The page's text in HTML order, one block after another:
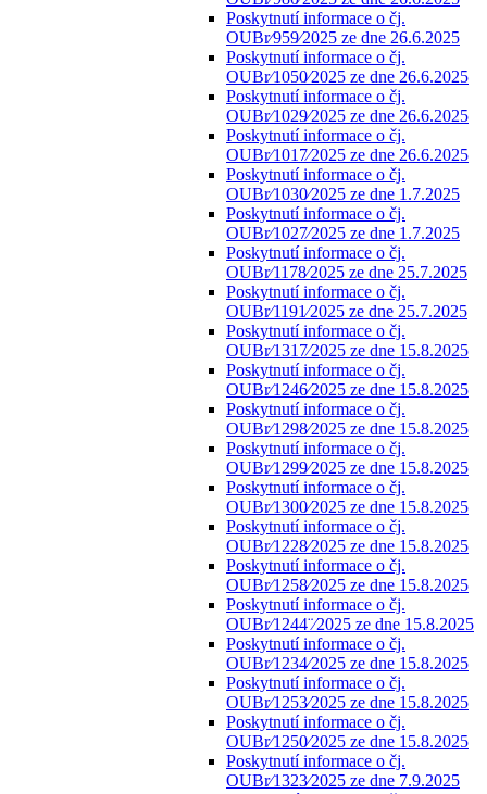
Poskytnutí informace o čj.
OUBr⁄959⁄2025 ze dne 26.6.2025
Poskytnutí informace o čj.
OUBr⁄1050⁄2025 ze dne 26.6.2025
Poskytnutí informace o čj.
OUBr⁄1029⁄2025 ze dne 26.6.2025
Poskytnutí informace o čj.
OUBr⁄1017⁄2025 ze dne 26.6.2025
Poskytnutí informace o čj.
OUBr⁄1030⁄2025 ze dne 1.7.2025
Poskytnutí informace o čj.
OUBr⁄1027⁄2025 ze dne 1.7.2025
Poskytnutí informace o čj.
OUBr⁄1178⁄2025 ze dne 25.7.2025
Poskytnutí informace o čj.
OUBr⁄1191⁄2025 ze dne 25.7.2025
Poskytnutí informace o čj.
OUBr⁄1317⁄2025 ze dne 15.8.2025
Poskytnutí informace o čj.
OUBr⁄1246⁄2025 ze dne 15.8.2025
Poskytnutí informace o čj.
OUBr⁄1298⁄2025 ze dne 15.8.2025
Poskytnutí informace o čj.
OUBr⁄1299⁄2025 ze dne 15.8.2025
Poskytnutí informace o čj.
OUBr⁄1300⁄2025 ze dne 15.8.2025
Poskytnutí informace o čj.
OUBr⁄1228⁄2025 ze dne 15.8.2025
Poskytnutí informace o čj.
OUBr⁄1258⁄2025 ze dne 15.8.2025
Poskytnutí informace o čj.
OUBr⁄1244¨⁄2025 ze dne 15.8.2025
Poskytnutí informace o čj.
OUBr⁄1234⁄2025 ze dne 15.8.2025
Poskytnutí informace o čj.
OUBr⁄1253⁄2025 ze dne 15.8.2025
Poskytnutí informace o čj.
OUBr⁄1250⁄2025 ze dne 15.8.2025
Poskytnutí informace o čj.
OUBr⁄1323⁄2025 ze dne 7.9.2025